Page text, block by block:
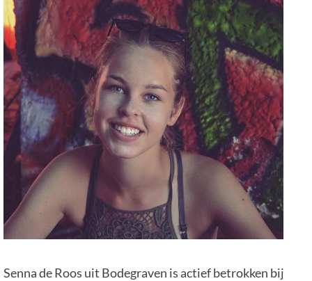
Senna de Roos uit Bodegraven is actief betrokken bij